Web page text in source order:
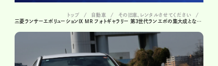
トップ 自動車
その旧車、レンタルさせてください
三菱ランサーエボリューションⅨ MR フォトギャラリー 第3世代ランエボの集大成となったモデルを、写真で解説 ＃36